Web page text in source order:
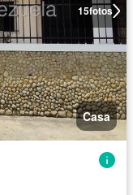
15fotos
Casa